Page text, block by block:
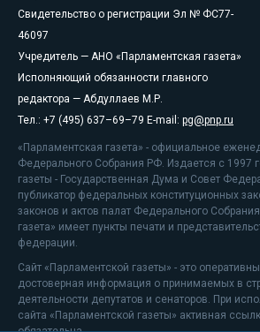
Свидетельство о регистрации Эл № ФС77-
46097
Учредитель — АНО «Парламентская газета»
Исполняющий обязанности главного
редактора — Абдуллаев М.Р.
Тел.: +7 (495) 637–69–79 E-mail: pg@pnp.ru
«Парламентская газета» - официальное
Федерального Собрания РФ. Издается с 1997
газеты - Государственная Дума и Совет
публикатор федеральных конституционных
законов и актов палат Федерального
газета» имеет пункты печати и
федерации.
Сайт «Парламентской газеты» - это
достоверная информация о принимаемых в
деятельности депутатов и сенаторов. При
сайта «Парламентской газеты» активная